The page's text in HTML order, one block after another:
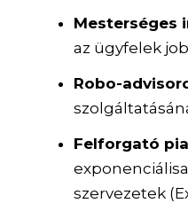
Mesterséges
az ügyfelek
Robo-
Felforgató
szervezetek